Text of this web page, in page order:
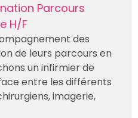
Parcours
H/F
des
de leurs parcours en
un infirmier de
entre les différents
imagerie,